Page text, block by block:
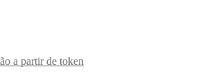
a partir de token